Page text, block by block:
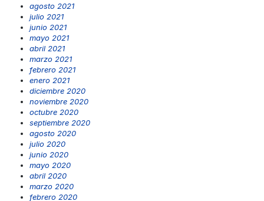
agosto 2021
julio 2021
junio 2021
mayo 2021
abril 2021
marzo 2021
febrero 2021
enero 2021
diciembre 2020
noviembre 2020
octubre 2020
septiembre 2020
agosto 2020
julio 2020
junio 2020
mayo 2020
abril 2020
marzo 2020
febrero 2020